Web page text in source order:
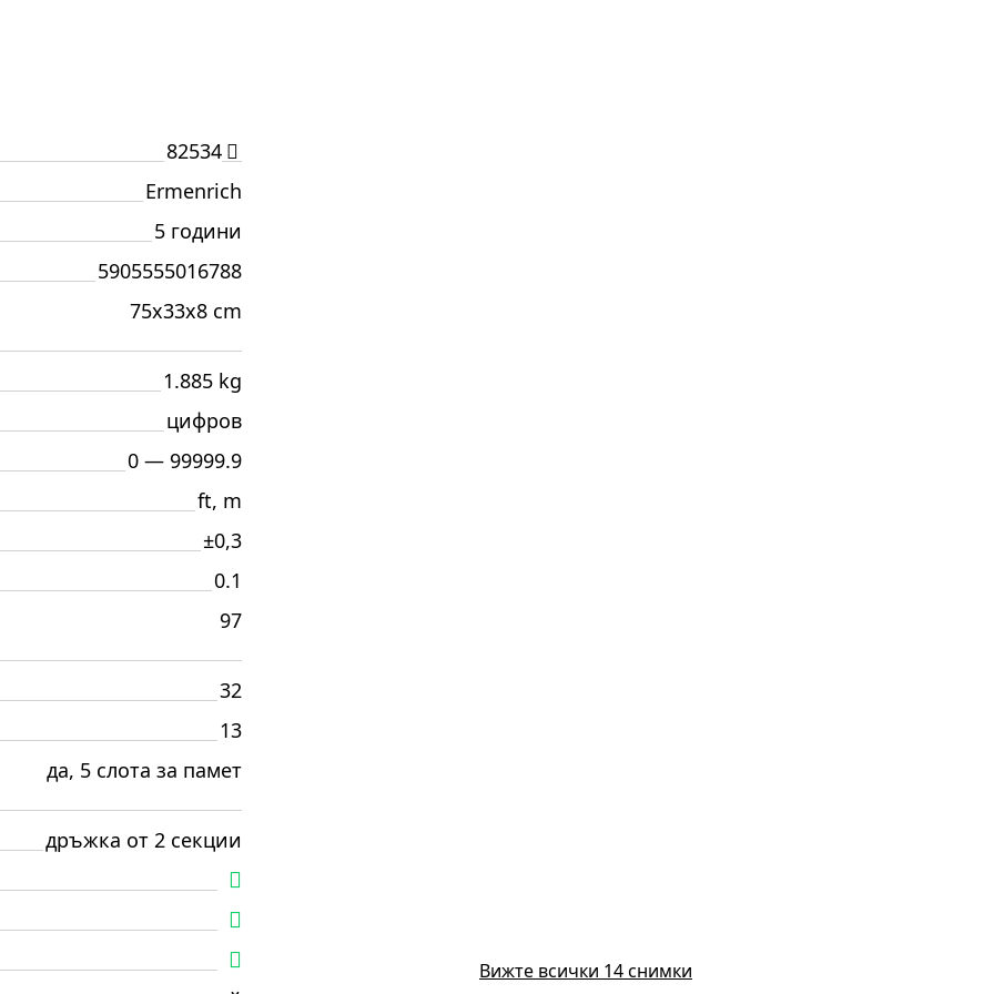
Вижте всички 14 снимки
82534
Ermenrich
5 години
5905555016788
75x33x8 cm
1.885 kg
цифров
0 — 99999.9
ft, m
±0,3
0.1
97
32
13
да, 5 слота за памет
дръжка от 2 секции